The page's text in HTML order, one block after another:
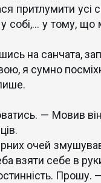
притлумити усі
у собі,… у тому,
на санчата,
я сумно
— Мовив
очей
взяти себе в
Прошу.